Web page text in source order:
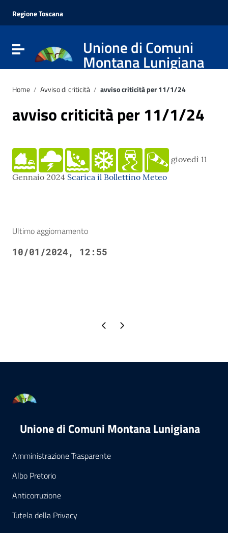
Vai al menu di navigazione
Vai al footer
Regione Toscana
Attiva / disattiva la navigazioneUnione di Comuni
Montana Lunigiana
Home / Avviso di criticità / avviso criticità per 11/1/24
avviso criticità per 11/1/24
giovedì 11
Gennaio 2024 Scarica il Bollettino Meteo
Ultimo aggiornamento
10/01/2024, 12:55
Pagina precedente
Pagina successiva
Unione di Comuni Montana Lunigiana
Amministrazione Trasparente
Albo Pretorio
Anticorruzione
Tutela della Privacy